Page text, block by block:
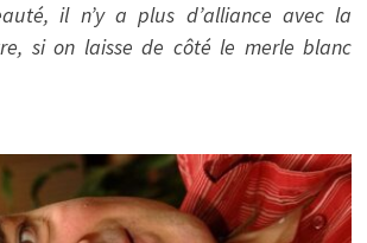
il n’y a plus d’alliance avec la
si on laisse de côté le merle blanc